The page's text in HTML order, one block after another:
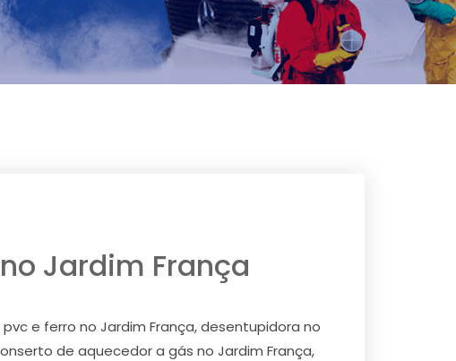
Jardim França
e ferro no Jardim França, desentupidora no
de aquecedor a gás no Jardim França,